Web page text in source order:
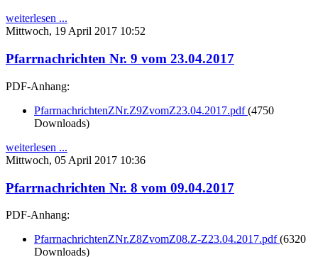
weiterlesen ...
Mittwoch, 19 April 2017 10:52
Pfarrnachrichten Nr. 9 vom 23.04.2017
PDF-Anhang:
PfarrnachrichtenZNr.Z9ZvomZ23.04.2017.pdf(4750
Downloads)
weiterlesen ...
Mittwoch, 05 April 2017 10:36
Pfarrnachrichten Nr. 8 vom 09.04.2017
PDF-Anhang:
PfarrnachrichtenZNr.Z8ZvomZ08.Z-Z23.04.2017.pdf(6320
Downloads)